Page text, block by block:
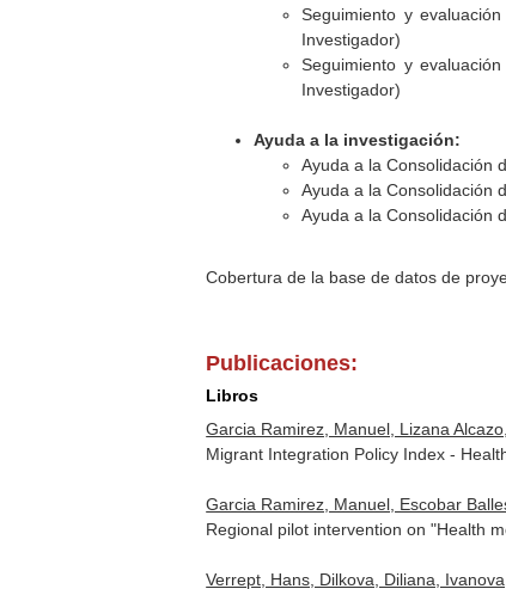
Seguimiento y
Investigador)
Seguimiento y
Investigador)
Ayuda a la investigación:
Ayuda a la Consolidación
Ayuda a la Consolidación
Ayuda a la Consolidación
Cobertura de la base de datos de
Publicaciones:
Libros
Garcia Ramirez, Manuel, Lizana
Migrant Integration Policy Index -
Garcia Ramirez, Manuel, Escobar
Regional pilot intervention on "Health
Verrept, Hans, Dilkova, Diliana,